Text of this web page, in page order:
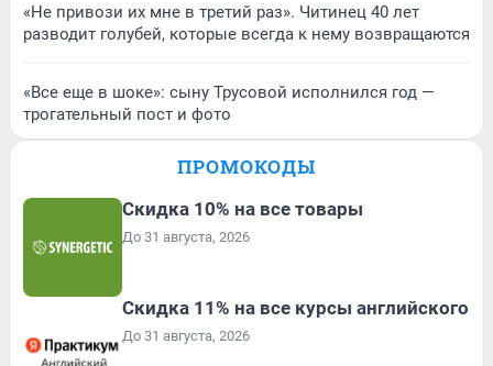
«Не привози их мне в третий раз». Читинец 40 лет
разводит голубей, которые всегда к нему возвращаются
«Все еще в шоке»: сыну Трусовой исполнился год —
трогательный пост и фото
ПРОМОКОДЫ
Скидка 10% на все товары
До 31 августа, 2026
Скидка 11% на все курсы английского
До 31 августа, 2026